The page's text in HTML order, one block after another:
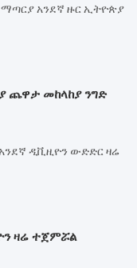
ማጣርያ አንደኛ ዙር ኢትዮጵያ
ጨዋታ መከላከያ ንግድ
ዲቪዚዮን ውድድር ዛሬ
ዛሬ ተጀምሯል